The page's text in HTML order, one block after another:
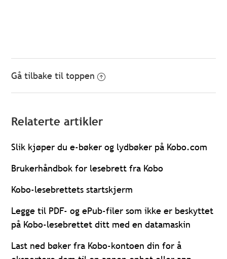
Gå tilbake til toppen
Relaterte artikler
Slik kjøper du e-bøker og lydbøker på Kobo.com
Brukerhåndbok for lesebrett fra Kobo
Kobo-lesebrettets startskjerm
Legge til PDF- og ePub-filer som ikke er beskyttet
på Kobo-lesebrettet ditt med en datamaskin
Last ned bøker fra Kobo-kontoen din for å